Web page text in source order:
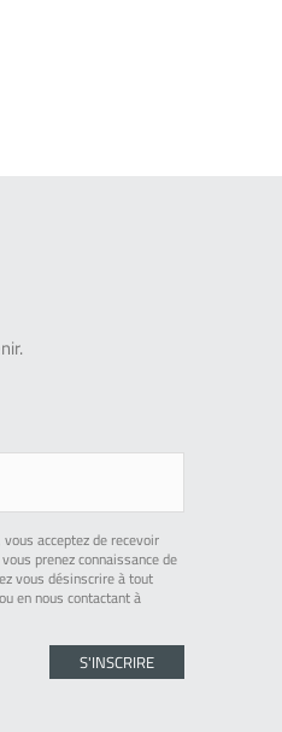
acceptez de recevoir
prenez connaissance de
vous désinscrire à tout
en nous contactant à